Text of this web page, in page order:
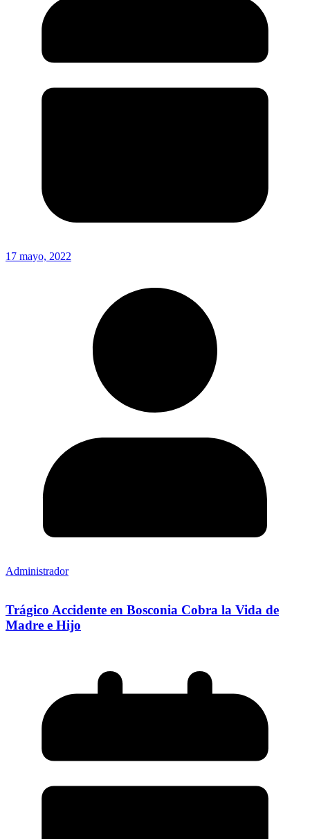
17 mayo, 2022
Administrador
Trágico Accidente en Bosconia Cobra la Vida de
Madre e Hijo